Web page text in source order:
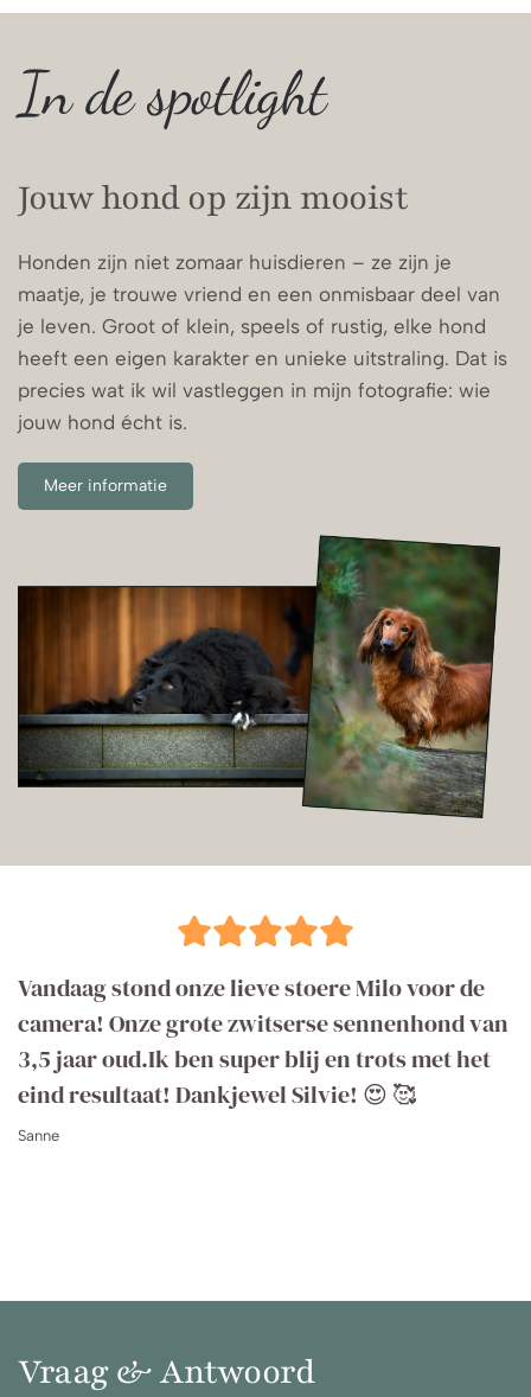
In de spotlight
Jouw hond op zijn mooist
Honden zijn niet zomaar huisdieren – ze zijn je
maatje, je trouwe vriend en een onmisbaar deel van
je leven. Groot of klein, speels of rustig, elke hond
heeft een eigen karakter en unieke uitstraling. Dat is
precies wat ik wil vastleggen in mijn fotografie: wie
jouw hond écht is.
Meer informatie
Vandaag stond onze lieve stoere Milo voor de
camera! Onze grote zwitserse sennenhond van
3,5 jaar oud.Ik ben super blij en trots met het
eind resultaat! Dankjewel Silvie! 😍 🥰
Sanne
Vraag & Antwoord